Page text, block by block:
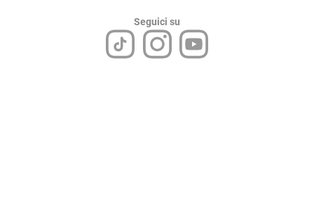
Seguici su